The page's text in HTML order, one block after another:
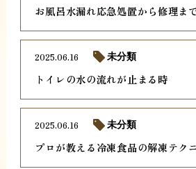
お風呂水漏れ応急処置から修理ま
トイレの水の流れが止まる時
2025.06.16 未分類
プロが教える冷凍食品の解凍テク
2025.06.16 未分類